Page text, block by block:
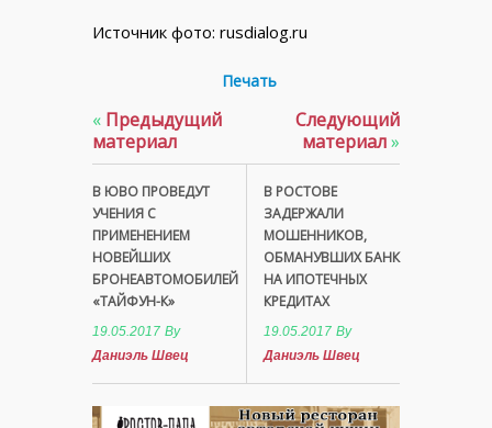
Источник фото: rusdialog.ru
Печать
« Предыдущий
материал
В ЮВО ПРОВЕДУТ
УЧЕНИЯ С
ПРИМЕНЕНИЕМ
НОВЕЙШИХ
БРОНЕАВТОМОБИЛЕЙ
«ТАЙФУН-К»
19.05.2017 By
Даниэль Швец
Следующий
материал»
В РОСТОВЕ
ЗАДЕРЖАЛИ
МОШЕННИКОВ,
ОБМАНУВШИХ БАНК
НА ИПОТЕЧНЫХ
КРЕДИТАХ
19.05.2017 By
Даниэль Швец